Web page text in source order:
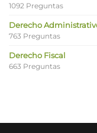
1092 Preguntas
Derecho
763 Preguntas
Derecho Fiscal
663 Preguntas